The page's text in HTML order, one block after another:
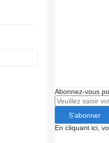
Abonnez-vous
S'abonner
En cliquant ici,